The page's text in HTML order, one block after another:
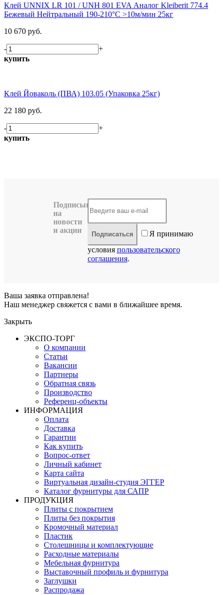
Клей UNNIX LR 101 / UNH 801 EVA Аналог Kleiberit 774.4
Бежевый Нейтральный 190-210°С >10м/мин 25кг
10 670 руб.
-
+
купить
Клей Йоваколь (ПВА) 103.05 (Упаковка 25кг)
22 180 руб.
-
+
купить
Подписывайтесь
на
новости
и акции
Подписаться
Я принимаю
условия пользовательского
соглашения.
Ваша заявка отправлена!
Наш менеджер свяжется с вами в ближайшее время.
Закрыть
ЭКСПО-ТОРГ
О компании
Статьи
Вакансии
Партнеры
Обратная связь
Производство
Референц-объекты
ИНФОРМАЦИЯ
Оплата
Доставка
Гарантии
Как купить
Вопрос-ответ
Личный кабинет
Карта сайта
Виртуальная дизайн-студия ЭГГЕР
Каталог фурнитуры для САПР
ПРОДУКЦИЯ
Плиты с покрытием
Плиты без покрытия
Кромочный материал
Пластик
Столешницы и комплектующие
Расходные материалы
Мебельная фурнитура
Выставочный профиль и фурнитура
Заглушки
Распродажа